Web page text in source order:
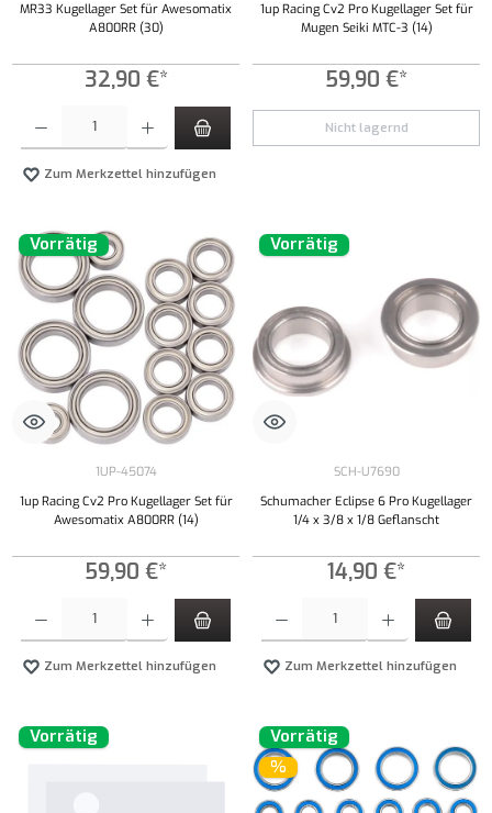
MR33 Kugellager Set für Awesomatix
A800RR (30)
32,90 €*
Produkt Anzahl: Gib den gewünschten Wert ein oder benutze die Schaltflächen um die
Zum Merkzettel hinzufügen
1up Racing Cv2 Pro Kugellager Set für
Mugen Seiki MTC-3 (14)
59,90 €*
Nicht lagernd
Vorrätig
1UP-45074
1up Racing Cv2 Pro Kugellager Set für
Awesomatix A800RR (14)
59,90 €*
Zum Merkzettel hinzufügen
Vorrätig
SCH-U7690
Schumacher Eclipse 6 Pro Kugellager
1/4 x 3/8 x 1/8 Geflanscht
14,90 €*
Zum Merkzettel hinzufügen
Vorrätig
Vorrätig
%